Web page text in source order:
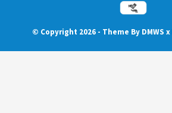
© Copyright 2026 - Theme By DMWS x